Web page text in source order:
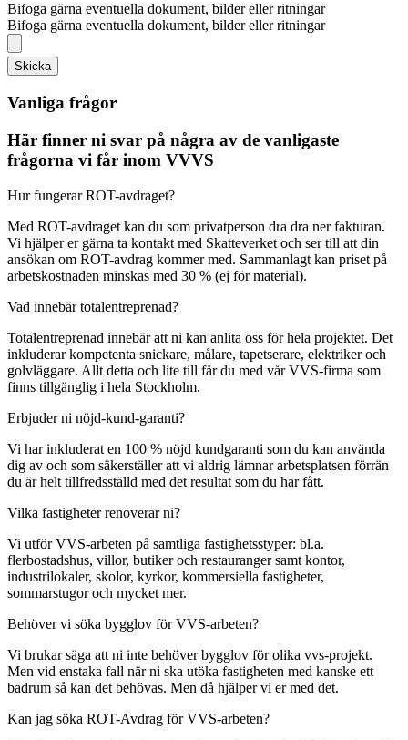
Bifoga gärna eventuella dokument, bilder eller ritningar
Bifoga gärna eventuella dokument, bilder eller ritningar
Skicka
Vanliga frågor
Här finner ni svar på några av de vanligaste
frågorna vi får inom VVVS
Hur fungerar ROT-avdraget?
Med ROT-avdraget kan du som privatperson dra dra ner fakturan.
Vi hjälper er gärna ta kontakt med Skatteverket och ser till att din
ansökan om ROT-avdrag kommer med. Sammanlagt kan priset på
arbetskostnaden minskas med 30 % (ej för material).
Vad innebär totalentreprenad?
Totalentreprenad innebär att ni kan anlita oss för hela projektet. Det
inkluderar kompetenta snickare, målare, tapetserare, elektriker och
golvläggare. Allt detta och lite till får du med vår VVS-firma som
finns tillgänglig i hela Stockholm.
Erbjuder ni nöjd-kund-garanti?
Vi har inkluderat en 100 % nöjd kundgaranti som du kan använda
dig av och som säkerställer att vi aldrig lämnar arbetsplatsen förrän
du är helt tillfredsställd med det resultat som du har fått.
Vilka fastigheter renoverar ni?
Vi utför VVS-arbeten på samtliga fastighetsstyper: bl.a.
flerbostadshus, villor, butiker och restauranger samt kontor,
industrilokaler, skolor, kyrkor, kommersiella fastigheter,
sommarstugor och mycket mer.
Behöver vi söka bygglov för VVS-arbeten?
Vi brukar säga att ni inte behöver bygglov för olika vvs-projekt.
Men vid enstaka fall när ni ska utöka fastigheten med kanske ett
badrum så kan det behövas. Men då hjälper vi er med det.
Kan jag söka ROT-Avdrag för VVS-arbeten?